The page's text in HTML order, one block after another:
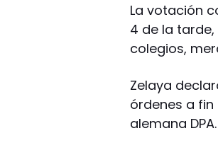
La votación
4 de la
colegios,
Zelaya
órdenes a
alemana DPA.